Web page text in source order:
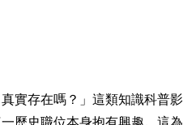
實存在嗎？」這類知識科普影
歷史職位本身抱有興趣。這為